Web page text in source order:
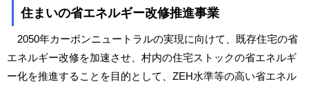
住まいの省エネルギー改修推進事業
2050年カーボンニュートラルの実現に向けて、既存住宅の省
エネルギー改修を加速させ、村内の住宅ストックの省エネルギ
ー化を推進することを目的として、ZEH水準等の高い省エネル